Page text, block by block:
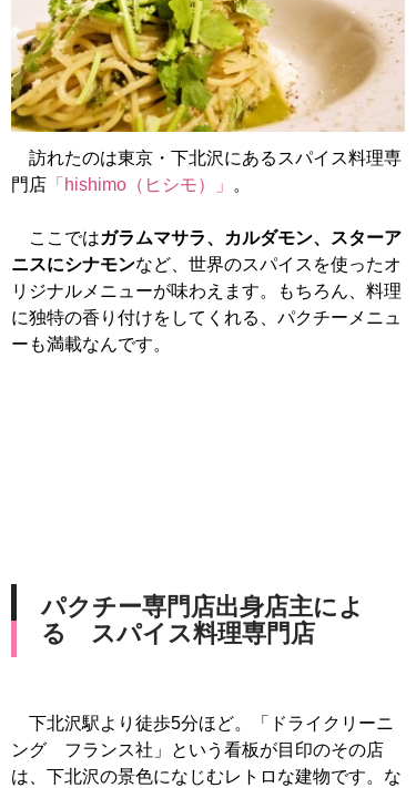
訪れたのは東京・下北沢にあるスパイス料理専
門店 「hishimo（ヒシモ）」 。
ここではガラムマサラ、カルダモン、スターア
ニスにシナモンなど、世界のスパイスを使ったオ
リジナルメニューが味わえます。もちろん、料理
に独特の香り付けをしてくれる、パクチーメニュ
ーも満載なんです。
パクチー専門店出身店主によ
る スパイス料理専門店
下北沢駅より徒歩5分ほど。「ドライクリーニ
ング フランス社」という看板が目印のその店
は、下北沢の景色になじむレトロな建物です。な